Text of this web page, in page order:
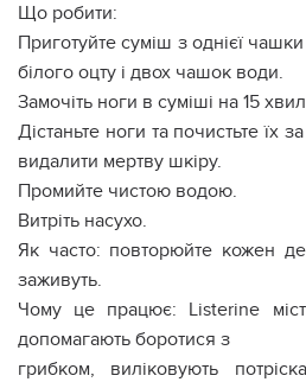
Що робити:
Приготуйте суміш з однієї
білого оцту і двох чашок води.
Замочіть ноги в суміші на 15
Дістаньте ноги та почистьте
видалити мертву шкіру.
Промийте чистою водою.
Витріть насухо.
Як часто: повторюйте кожен
заживуть.
Чому це працює: Listerine
допомагають боротися з
грибком, виліковують